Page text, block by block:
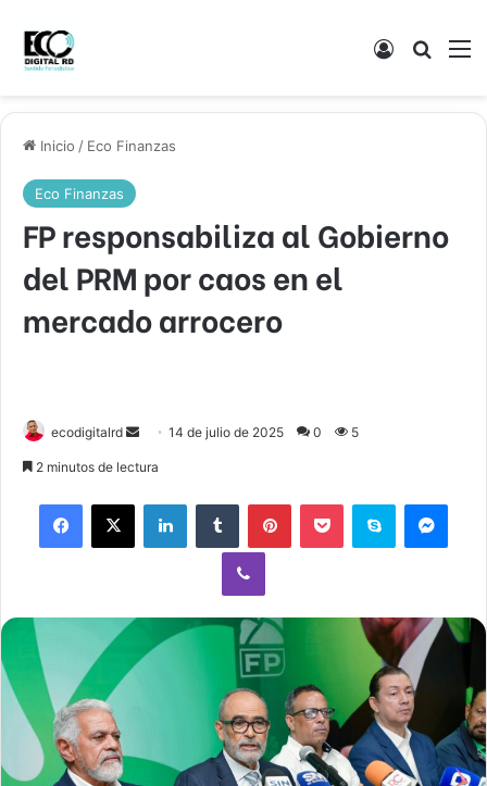
Acceso
Inicio / Eco Finanzas
Eco Finanzas
FP responsabiliza al Gobierno
del PRM por caos en el
mercado arrocero
ecodigitalrd
Send14 de julio de 2025 0 5
2 minutos de lectura
Facebook
X LinkedInTumblr PinterestPocket Skype
Viber